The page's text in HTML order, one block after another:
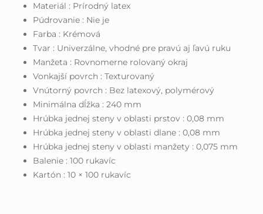
Materiál : Prírodný latex
Púdrovanie : Nie je
Farba : Krémová
Tvar : Univerzálne, vhodné pre pravú aj ľavú ruku
Manžeta : Rovnomerne rolovaný okraj
Vonkajší povrch : Texturovaný
Vnútorný povrch : Bez latexový, polymérový
Minimálna dĺžka : 240 mm
Hrúbka jednej steny v oblasti prstov : 0,08 mm
Hrúbka jednej steny v oblasti dlane : 0,08 mm
Hrúbka jednej steny v oblasti manžety : 0,075 mm
Balenie : 100 rukavíc
Kartón : 10 × 100 rukavíc